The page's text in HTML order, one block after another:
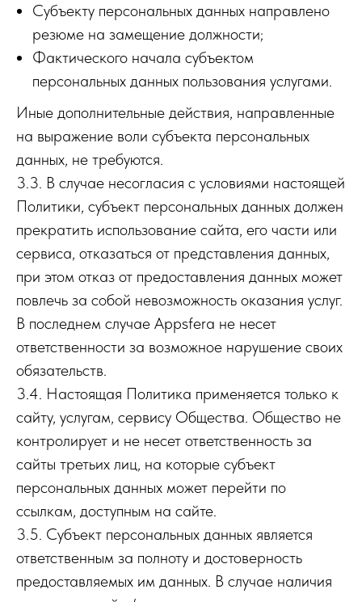
Субъекту персональных данных направлено
резюме на замещение должности;
Фактического начала субъектом
персональных данных пользования услугами.
Иные дополнительные действия, направленные
на выражение воли субъекта персональных
данных, не требуются.
3.3. В случае несогласия с условиями настоящей
Политики, субъект персональных данных должен
прекратить использование сайта, его части или
сервиса, отказаться от представления данных,
при этом отказ от предоставления данных может
повлечь за собой невозможность оказания услуг.
В последнем случае Appsfera не несет
ответственности за возможное нарушение своих
обязательств.
3.4. Настоящая Политика применяется только к
сайту, услугам, сервису Общества. Общество не
контролирует и не несет ответственность за
сайты третьих лиц, на которые субъект
персональных данных может перейти по
ссылкам, доступным на сайте.
3.5. Cубъект персональных данных является
ответственным за полноту и достоверность
предоставляемых им данных. В случае наличия